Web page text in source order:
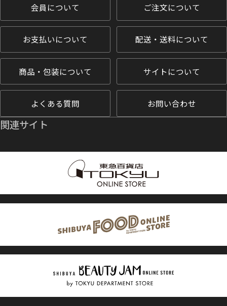
会員について ご注文について
お支払いについて 配送・送料について
商品・包装について サイトについて
よくある質問 お問い合わせ
関連サイト